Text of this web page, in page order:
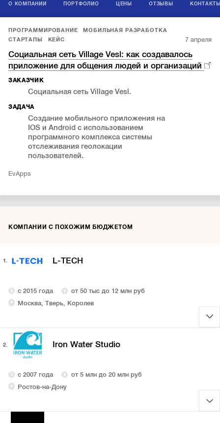
О КОМПАНИИ ПОРТФОЛИО ЦЕНЫ ОТЗЫВЫ
ПРОГРАММИРОВАНИЕ
МОБИЛЬНАЯ РАЗРАБОТКА
СТАРТАПЫ
КЕЙС 7 апреля
Социальная сеть Village Vesl: как создавалось
приложение для общения людей и организаций
ЗАКАЗЧИК
Социальная сеть Village Vesl.
ЗАДАЧА
Создание мобильного приложения на
IOS и Android с использованием
программного комплекса системы
отслеживания геолокации
пользователей.
EvApps
КОМПАНИИ С ПОХОЖИМ БЮДЖЕТОМ
1. L-TECH
с 2015 года
от 50 тыс до 12 млн руб
Москва, Тверь, Королев
2. Iron Water Studio
с 2007 года
от 5 млн до 20 млн руб
Ростов-на-Дону